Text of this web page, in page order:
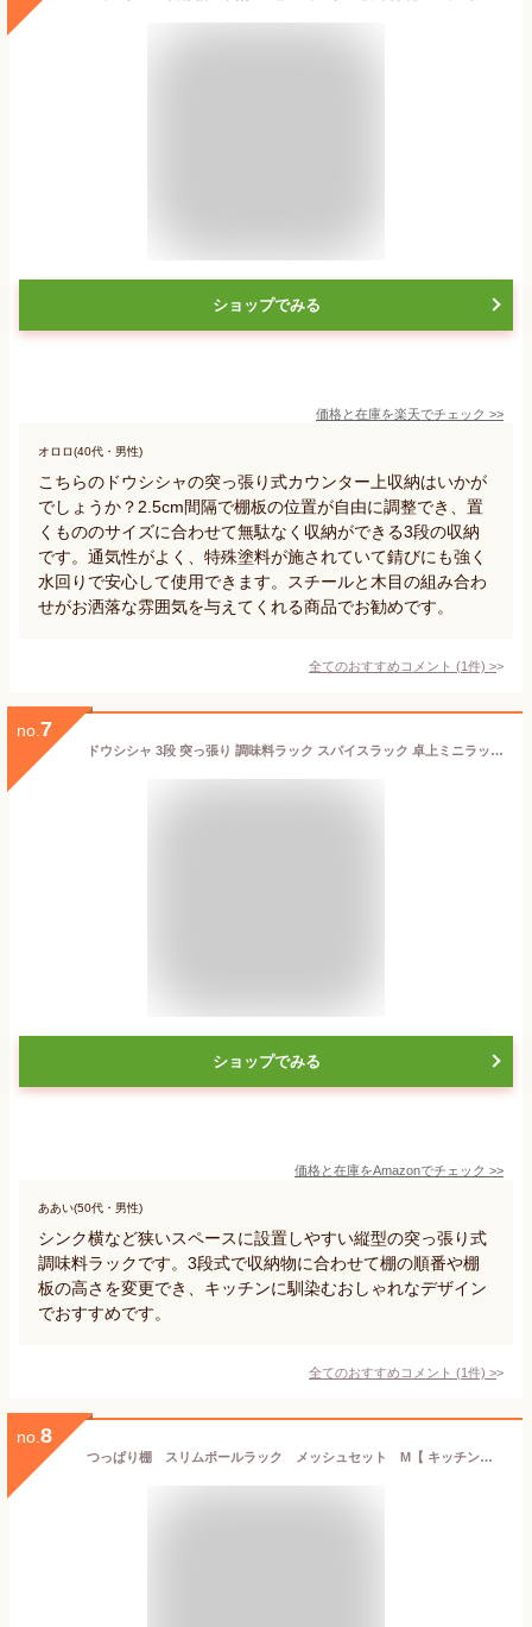
ショップでみる
価格と在庫を楽天でチェック >>
オロロ(40代・男性)
こちらのドウシシャの突っ張り式カウンター上収納はいかが
でしょうか？2.5cm間隔で棚板の位置が自由に調整でき、置
くもののサイズに合わせて無駄なく収納ができる3段の収納
です。通気性がよく、特殊塗料が施されていて錆びにも強く
水回りで安心して使用できます。スチールと木目の組み合わ
せがお洒落な雰囲気を与えてくれる商品でお勧めです。
全てのおすすめコメント (1件) >
no. 7
ドウシシャ 3段 突っ張り 調味料ラック スパイスラック 卓上ミニラック 白 ホワイト 幅55x奥行13x高さ75~110cm CM55TP-3WH 木製棚 棚位置変更可 棚耐荷重3kg 防錆加工 サビに強い 水回りOK キッチンラック シンク上 コンロ横
ショップでみる
価格と在庫をAmazonでチェック >>
ああい(50代・男性)
シンク横など狭いスペースに設置しやすい縦型の突っ張り式
調味料ラックです。3段式で収納物に合わせて棚の順番や棚
板の高さを変更でき、キッチンに馴染むおしゃれなデザイン
でおすすめです。
全てのおすすめコメント (1件) >
no. 8
つっぱり棚 スリムポールラック メッシュセット M【 キッチンラック キッチン棚 キッチン 収納棚 ラック スリム 小物収納 キッチン整理 キッチン収納 つっぱり 突っ張り 棚 】LF691B07b000[spluce]